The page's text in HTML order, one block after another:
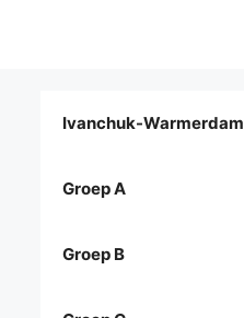
Ivanchuk-Warmerdam
Groep A
Groep B